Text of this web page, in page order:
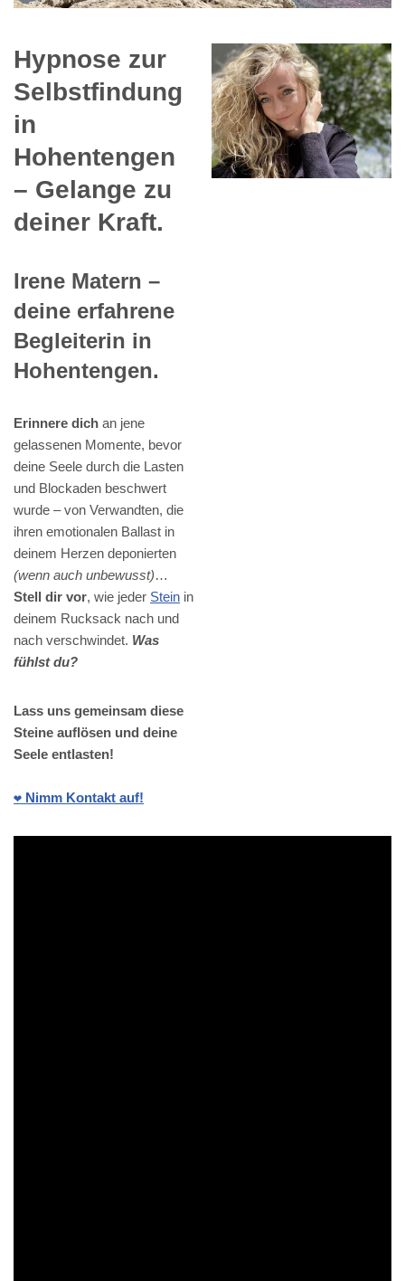
Hypnose zur
Selbstfindung
in
Hohentengen
– Gelange zu
deiner Kraft.
Irene Matern –
deine erfahrene
Begleiterin in
Hohentengen.
Erinnere dich an jene
gelassenen Momente, bevor
deine Seele durch die Lasten
und Blockaden beschwert
wurde – von Verwandten, die
ihren emotionalen Ballast in
deinem Herzen deponierten
(wenn auch unbewusst)…
Stell dir vor, wie jeder Stein in
deinem Rucksack nach und
nach verschwindet. Was
fühlst du?
Lass uns gemeinsam diese
Steine auflösen und deine
Seele entlasten!
❤️ Nimm Kontakt auf!